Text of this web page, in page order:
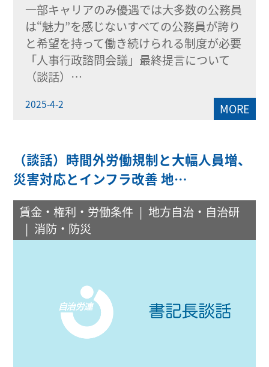
一部キャリアのみ優遇では大多数の公務員
は“魅力”を感じないすべての公務員が誇り
と希望を持って働き続けられる制度が必要
「人事行政諮問会議」最終提言について
（談話）…
2025-4-2 MORE
（談話）時間外労働規制と大幅人員増、
災害対応とインフラ改善 地…
賃金・権利・労働条件
地方自治・自治研
消防・防災